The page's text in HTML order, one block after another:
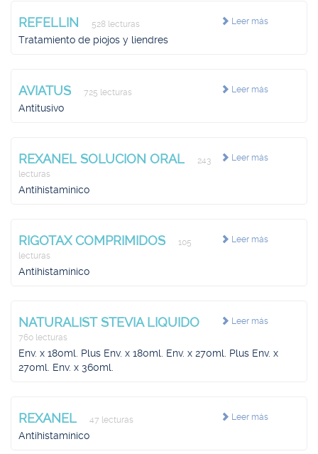
Leer más
REFELLIN 528 lecturas
Tratamiento de piojos y liendres
Leer más
AVIATUS 725 lecturas
Antitusivo
Leer más
REXANEL SOLUCION ORAL
243
lecturas
Antihistaminico
Leer más
RIGOTAX COMPRIMIDOS
105
lecturas
Antihistamínico
Leer más
NATURALIST STEVIA LIQUIDO
760 lecturas
Env. x 180ml. Plus Env. x 180ml. Env. x 270ml. Plus Env. x
270ml. Env. x 360ml.
Leer más
REXANEL 47 lecturas
Antihistamínico